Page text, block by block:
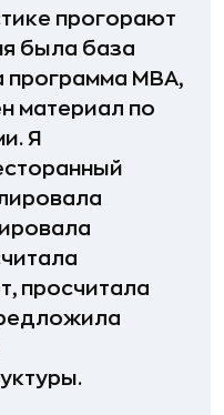
прогорают
была база
MBA,
материал по
Я
просчитала